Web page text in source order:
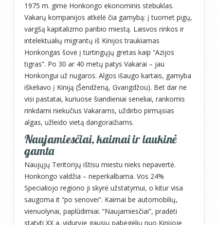
1975 m. gimė Honkongo ekonominis stebuklas.
Vakarų kompanijos atkėlė čia gamybą: į tuomet pigų,
vargšą kapitalizmo paribio miestą. Laisvos rinkos ir
intelektualių migrantų iš Kinijos traukiamas
Honkongas šovė į turtingųjų gretas kaip “Azijos
tigras”. Po 30 ar 40 metų patys Vakarai – jau
Honkongui už nugaros. Algos išaugo kartais, gamyba
iškeliavo į Kiniją (Šendženą, Gvangdžou). Bet dar ne
visi pastatai, kuriuose šiandieniai seneliai, rankomis
rinkdami niekučius Vakarams, uždirbo pirmąsias
algas, užleido vietą dangoraižiams.
Naujamiesčiai, kaimai ir laukinė
gamta
Naujųjų Teritorijų ištisu miestu nieks nepavertė.
Honkongo valdžia – neperkalbama. Vos 24%
Specialiojo regiono ji skyrė užstatymui, o kitur visa
saugoma it “po senovei”. Kaimai be automobilių,
vienuolynai, paplūdimiai. “Naujamiesčiai”, pradėti
statyti XX a. viduryje gausių pabėgėlių nuo Kinijoje